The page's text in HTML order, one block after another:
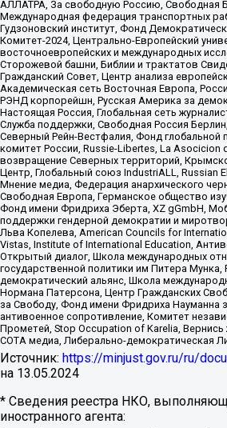
АЛЛАТРА, За свободную Россию, Свободная
Международная федерация транспортных
Гудзоновский институт, Фонд
Комитет-2024, Центрально-Европейский
восточноевропейских и международных
Сторожевой башни, Библии и трактатов
Гражданский Совет, Центр анализа
Академическая сеть Восточная Европа,
РЭНД корпорейшн, Русская Америка за
Настоящая Россия, Глобальная сеть
Служба поддержки, Свободная Россия
Северный Рейн-Вестфалия, Фонд
комитет России, Russie-Libertes, La Asocicion
возвращение Северных территорий,
Центр, Глобальный союз IndustriALL, Russian
Мнение медиа, Федерация анархического
Свободная Европа, Германское общество
Фонд имени Фридриха Эберта, XZ gGmbH,
поддержки гендерной демократии и
Льва Копелева, American Councils for
Vistas, Institute of International Education,
Открытый диалог, Школа международных
государственной политики им Питера Мунка,
демократический альянс, Школа
Нормана Патерсона, Центр Гражданских
за Свободу, Фонд имени Фридриха Науманна
антивоенное сопротивление, Комитет
Прометей, Stop Occupation of Karelia,
СОТА медиа, Либерально-демократическая
Источник: https://minjust.gov.ru/ru/
на 13.05.2024
* Сведения реестра НКО,
иностранного агента: